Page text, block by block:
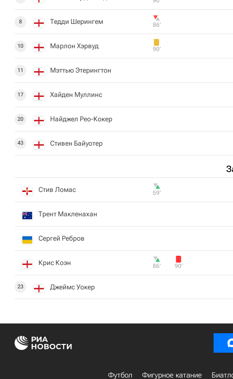
8 Тедди Шерингем 86‎’‎
10 Марлон Хэрвуд 90‎’‎
11 Мэттью Этерингтон
17 Хайден Муллинс
20 Найджел Рео-Кокер
43 Стивен Байуотер
Стив Ломас 59‎’‎
Трент Макленахан
Сергей Ребров
Крис Коэн 86‎’‎ 90‎’‎
23 Джеймс Уокер
Футбол Фигурное катание